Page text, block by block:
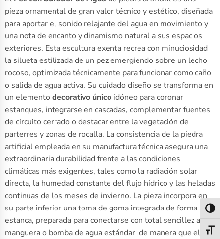
pieza ornamental de gran valor técnico y estético, diseñada
para aportar el sonido relajante del agua en movimiento y
una nota de encanto y dinamismo natural a sus espacios
exteriores. Esta escultura exenta recrea con minuciosidad
la silueta estilizada de un pez emergiendo sobre un lecho
rocoso, optimizada técnicamente para funcionar como caño
o salida de agua activa. Su cuidado diseño se transforma en
un elemento decorativo único idóneo para coronar
estanques, integrarse en cascadas, complementar fuentes
de circuito cerrado o destacar entre la vegetación de
parterres y zonas de rocalla. La consistencia de la piedra
artificial empleada en su manufactura técnica asegura una
extraordinaria durabilidad frente a las condiciones
climáticas más exigentes, tales como la radiación solar
directa, la humedad constante del flujo hídrico y las heladas
continuas de los meses de invierno. La pieza incorpora en
su parte inferior una toma de goma integrada de forma
estanca, preparada para conectarse con total sencillez a una
manguera o bomba de agua estándar ,de manera que el